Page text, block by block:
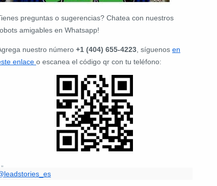
preguntas o sugerencias? Chatea con nuestros
amigables en Whatsapp!
nuestro número +1 (404) 655-4223 , síguenos en
enlace o escanea el código qr con tu teléfono: